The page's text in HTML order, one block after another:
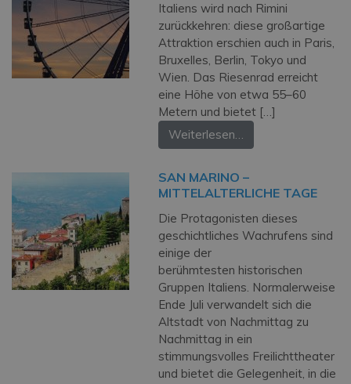
Italiens wird nach Rimini
zurückkehren: diese großartige
Attraktion erschien auch in Paris,
Bruxelles, Berlin, Tokyo und
Wien. Das Riesenrad erreicht
eine Höhe von etwa 55–60
Metern und bietet […]
Weiterlesen…
SAN MARINO –
MITTELALTERLICHE TAGE
Die Protagonisten dieses
geschichtliches Wachrufens sind
einige der
berühmtesten historischen
Gruppen Italiens. Normalerweise
Ende Juli verwandelt sich die
Altstadt von Nachmittag zu
Nachmittag in ein
stimmungsvolles Freilichttheater
und bietet die Gelegenheit, in die